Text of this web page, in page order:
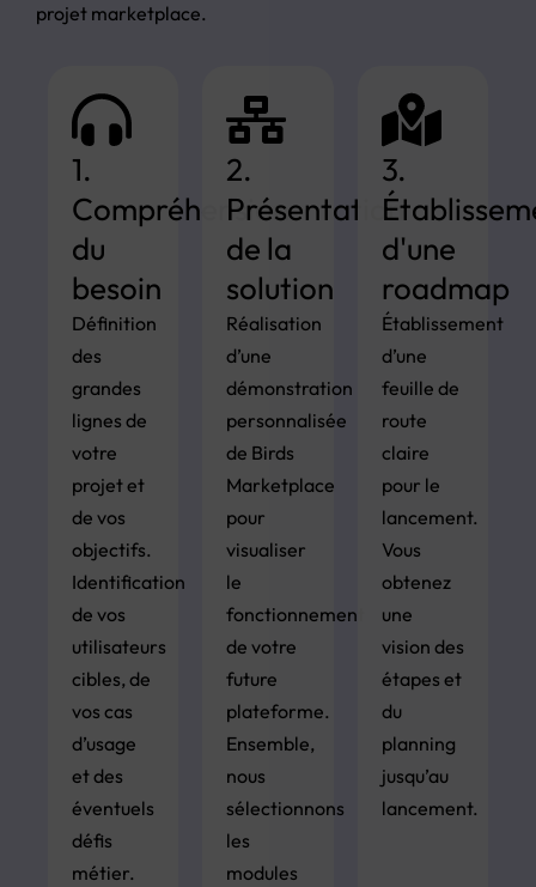
projet marketplace.
1.
Compréhension
du
besoin
Définition
des
grandes
lignes de
votre
projet et
de vos
objectifs.
Identification
de vos
utilisateurs
cibles, de
vos cas
d’usage
et des
éventuels
défis
métier.
2.
Présentation
de la
solution
Réalisation
d’une
démonstration
personnalisée
de Birds
Marketplace
pour
visualiser
le
fonctionnement
de votre
future
plateforme.
Ensemble,
nous
sélectionnons
les
modules
3.
d'une
roadmap
Établissement
d’une
feuille de
route
claire
pour le
lancement.
Vous
obtenez
une
vision des
étapes et
du
planning
jusqu’au
lancement.